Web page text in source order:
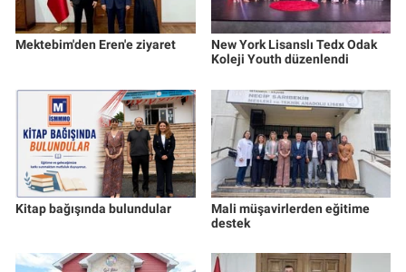
Mektebim'den Eren'e ziyaret
New York Lisanslı Tedx Odak
Koleji Youth düzenlendi
Kitap bağışında bulundular
Mali müşavirlerden eğitime
destek